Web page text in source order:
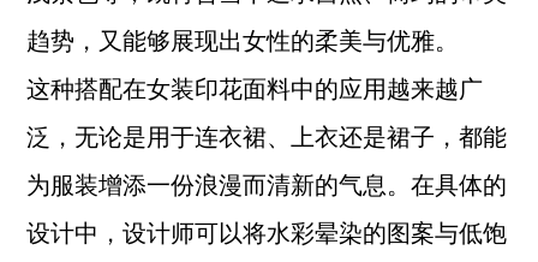
趋势，又能够展现出女性的柔美与优雅。
这种搭配在女装印花面料中的应用越来越广
泛，无论是用于连衣裙、上衣还是裙子，都能
为服装增添一份浪漫而清新的气息。在具体的
设计中，设计师可以将水彩晕染的图案与低饱